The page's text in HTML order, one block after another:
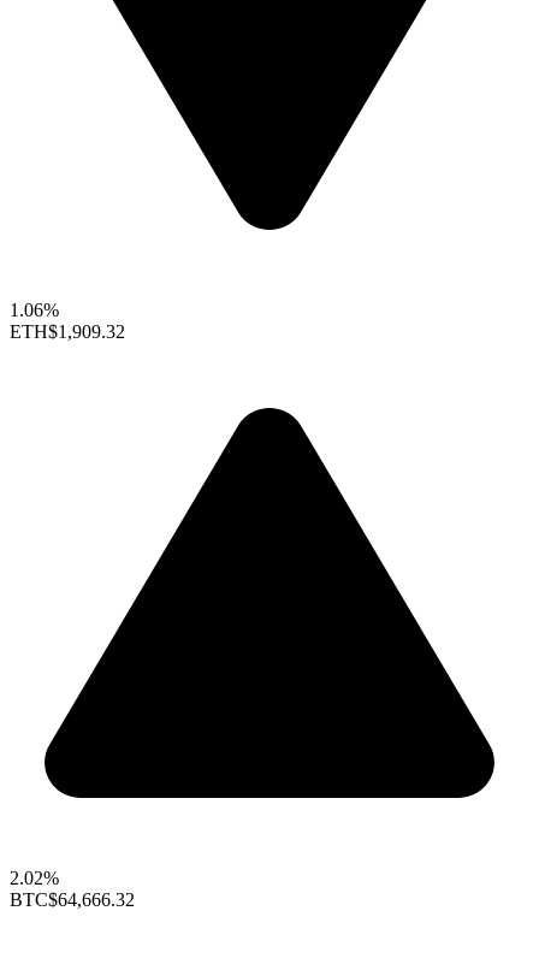
1.06%
ETH$1,909.32
2.02%
BTC$64,666.32